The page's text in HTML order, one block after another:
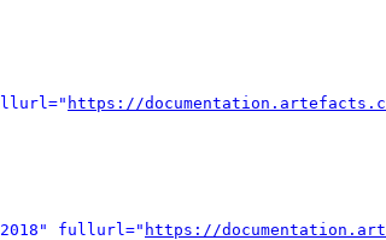
https://
2018" fullurl=" https://